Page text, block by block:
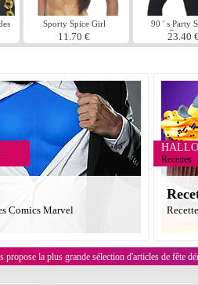
Sporty Spice Girl
perruque
11.70 €
90 ' s Party
23.40
Comics Marvel
Recettes
propose la plus grande sélection d'articles de fête